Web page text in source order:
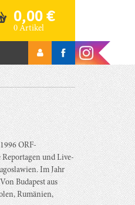
0,00€
0 Artikel
ORF-
und Live-
Im Jahr
Budapest aus
Rumänien,